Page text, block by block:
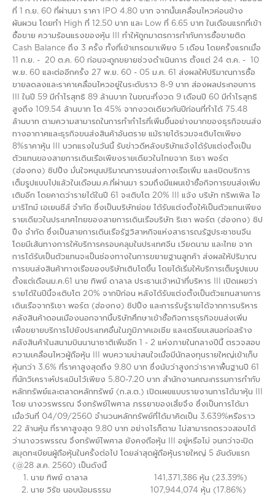
ที่ 1 ก.ย. 60 ที่ผ่านมา ราคา IPO 4.80 บาท จากนั้นเคลื่อนไหวค่อนข้าง
ผันผวน โดยทำ High ที่ 12.50 บาท และ Low ที่ 6.65 บาท ในเดือนแรกที่เข้า
ซื้อขาย ความร้อนแรงของหุ้น III ทำให้ถูกมาตรการกำกับการซื้อขายติด
Cash Balance ถึง 3 ครั้ง ทั้งที่เข้าเทรดมาเพียง 5 เดือน โดยครั้งแรกเมื่อ
11 ก.ย. - 20 ต.ค. 60 ก่อนจะถูกขยายช่วงดำเนินการ ตั้งแต่ 24 ต.ค. - 10
พ.ย. 60 และต่ออีกครั้ง 27 พ.ย. 60 - 05 ม.ค. 61 ส่งผลให้ปริมาณการซื้อ
ขายลดลงและราคาเคลื่อนไหวอยู่ในระดับราว 8-9 บาท ส่องผลประกอบการ
III ในปี 59 มีกำไรสุทธิ 89 ล้านบาท ในขณะที่งวด 9 เดือนปี 60 มีกำไรสุทธิ
สูงถึง 109.54 ล้านบาท โต 45% จากงวดเดียวกันปีก่อนที่ทำได้ 75.48
ล้านบาท ตามความสามารถในการทำกำไรที่เพิ่มขึ้นอย่างมากของธุรกิจขนส่ง
ทางอากาศและธุรกิจขนส่งสินค้าอันตราย แม้รายได้รวมจะเติบโตเพียง
8%ราคาหุ้น III บวกแรงในวันนี้ รับข่าวดีหลังบริษัทแจ้งได้รับแต่งตั้งเป็น
ตัวแทนของสายการเดินเรือเพียงรายเดียวในไทยจาก ริเชา พอร์ต
(ฮ่องกง) ชิปปิ้ง มั่นใจหนุนปริมาณการขนส่งทางเรือเพิ่ม และเปิดบริการ
เต็มรูปแบบไปแล้วในเดือนม.ค.ที่ผ่านมา รวมถึงมีแผนเข้าซื้อกิจการขนส่งเพิ่ม
เติมอีก โดยคาดว่ารายได้ในปี 61 จะเติบโต 20% III แจ้ง บริษัท ทริพเพิล ไอ
มาริไทม์ เอเยนซีส์ จำกัด ซึ่งเป็นบริษัทย่อย ได้รับแต่งตั้งให้เป็นตัวแทนเพียง
รายเดียวในประเทศไทยของสายการเดินเรือบริษัท ริเชา พอร์ต (ฮ่องกง) ชิป
ปิ้ง จำกัด ซึ่งเป็นสายการเดินเรือรัฐวิสาหกิจแห่งสาธารณรัฐประชาชนจีน
โดยมีเส้นทางการให้บริการครอบคลุมในประเทศจีน เวียดนาม และไทย จาก
การได้รับเป็นตัวแทนจะเป็นช่องทางในการขยายฐานลูกค้า ส่งผลให้ปริมาณ
การขนส่งสินค้าทางเรือของบริษัทเติบโตขึ้น โดยได้เริ่มให้บริการเต็มรูปแบบ
ตั้งแต่เดือนม.ค.61 นาย ทิพย์ ดาลาล ประธานเจ้าหน้าที่บริหาร III เปิดเผยว่า
รายได้ในปีนี้จะเติบโต 20% จากปีก่อน หลังได้รับแต่งตั้งเป็นตัวแทนสายการ
เดินเรือจากริเชา พอร์ต (ฮ่องกง) ชิปปิ้ง และการรับรู้รายได้จากการบริหาร
คลังสินค้าดอนเมืองนอกจากนี้บริษัทศึกษาเข้าซื้อกิจการธุรกิจขนส่งเพิ่ม
เพื่อขยายบริการไปยังประเทศอื่นในภูมิภาคเอเชีย และเตรียมเสนอก่อสร้าง
คลังสินค้าในสนามบินนานาชาติเพิ่มอีก 1 - 2 แห่งภายในกลางปีนี้ ตรวจสอบ
ความเคลื่อนไหวผู้ถือหุ้น III พบความน่าสนใจเมื่อมีนักลงทุนรายใหญ่เข้าเก็บ
หุ้นกว่า 3.6% ที่ราคาสูงสุดถึง 9.80 บาท ซึ่งนับว่าสูงกว่าราคาพื้นฐานปี 61
ที่นักวิเคราะห์ประเมินไว้เพียง 5.80-7.20 บาท สำนักงานคณะกรรมการกำกับ
หลักทรัพย์และตลาดหลักทรัพย์ (ก.ล.ต.) เปิดเผยแบบรายงานการได้มาหุ้น III
โดย นางวรพรรณ จึงทรัพย์ไพศาล ภรรยาของเสี่ยจึง ซึ่งเป็นการได้มา
เมื่อวันที่ 04/09/2560 จำนวนหลักทรัพย์ที่ได้มาคิดเป็น 3.639%หรือราว
22 ล้านหุ้น ที่ราคาสูงสุด 9.80 บาท อย่างไรก็ตาม ไม่สามารถตรวจสอบได้
ว่านางวรพรรณ จึงทรัพย์ไพศาล ยังคงถือหุ้น III อยู่หรือไม่ จนกว่าจะปิด
สมุดทะเบียนผู้ถือหุ้นในครั้งต่อไป โดยล่าสุดผู้ถือหุ้นรายใหญ่ 5 อันดับแรก
(@28 ส.ค. 2560) เป็นดังนี้
นาย ทิพย์ ดาลาล 141,371,386 หุ้น (23.39%)
นาย วิรัช นอบน้อมธรรม 107,944,074 หุ้น (17.86%)